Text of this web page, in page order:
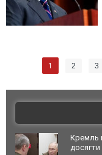
1 2 3
Кремль
досягти